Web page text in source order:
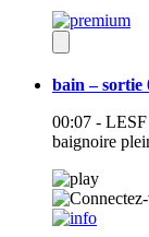
bain – sortie
00:07 - LESF
baignoire